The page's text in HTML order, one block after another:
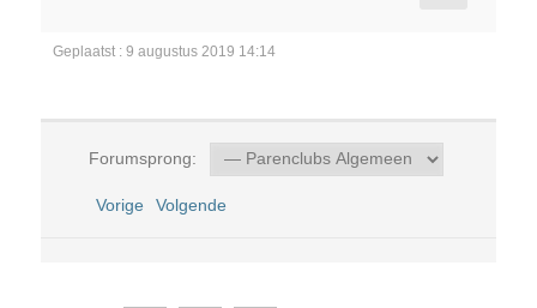
Geplaatst : 9 augustus 2019 14:14
Forumsprong:
Vorige Volgende